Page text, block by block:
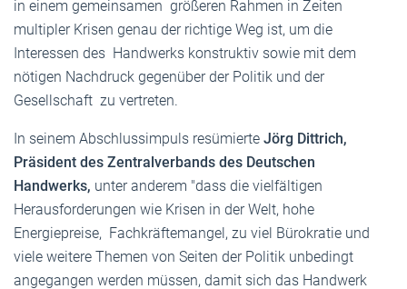
in einem gemeinsamen größeren Rahmen in Zeiten
multipler Krisen genau der richtige Weg ist, um die
Interessen des Handwerks konstruktiv sowie mit dem
nötigen Nachdruck gegenüber der Politik und der
Gesellschaft zu vertreten.
In seinem Abschlussimpuls resümierte Jörg Dittrich,
Präsident des Zentralverbands des Deutschen
Handwerks, unter anderem "dass die vielfältigen
Herausforderungen wie Krisen in der Welt, hohe
Energiepreise, Fachkräftemangel, zu viel Bürokratie und
viele weitere Themen von Seiten der Politik unbedingt
angegangen werden müssen, damit sich das Handwerk